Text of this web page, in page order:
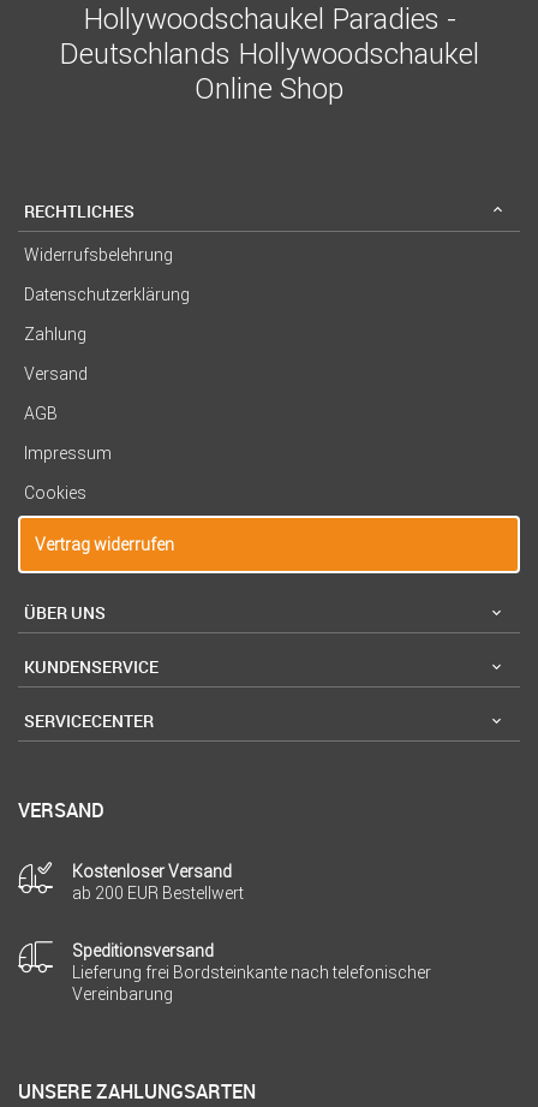
Hollywoodschaukel Paradies -
Deutschlands Hollywoodschaukel
Online Shop
RECHTLICHES
Widerrufsbelehrung
Datenschutzerklärung
Zahlung
Versand
AGB
Impressum
Cookies
Vertrag widerrufen
ÜBER UNS
KUNDENSERVICE
SERVICECENTER
VERSAND
Kostenloser Versand
ab 200 EUR Bestellwert
Speditionsversand
Lieferung frei Bordsteinkante nach telefonischer
Vereinbarung
UNSERE ZAHLUNGSARTEN